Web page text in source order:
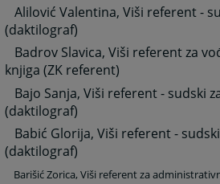
Alilović Valentina, Viši referent -
(daktilograf)
Badrov Slavica, Viši referent za
knjiga (ZK referent)
Bajo Sanja, Viši referent - sudski
(daktilograf)
Babić Glorija, Viši referent -
(daktilograf)
Barišić Zorica, Viši referent za